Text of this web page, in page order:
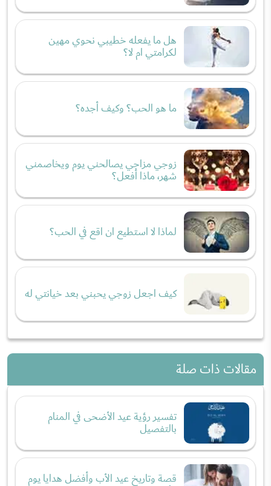
هل ما يفعله خطيبي نحوي مهين
لكرامتي ام لا؟
ما هو الحب؟ وكيف أجده؟
زوجي مزاجي يصالحني يوم ويخاصمني
شهر، ماذا أفعل؟
لماذا لا استطيع ان اقع في الحب؟
كيف اجعل زوجي يحبني بعد خيانتي له
مقالات ذات صلة
تفسير رؤية عيد الأضحى في المنام
بالتفصيل
قصة وتاريخ عيد الأب وأفضل هدايا يوم